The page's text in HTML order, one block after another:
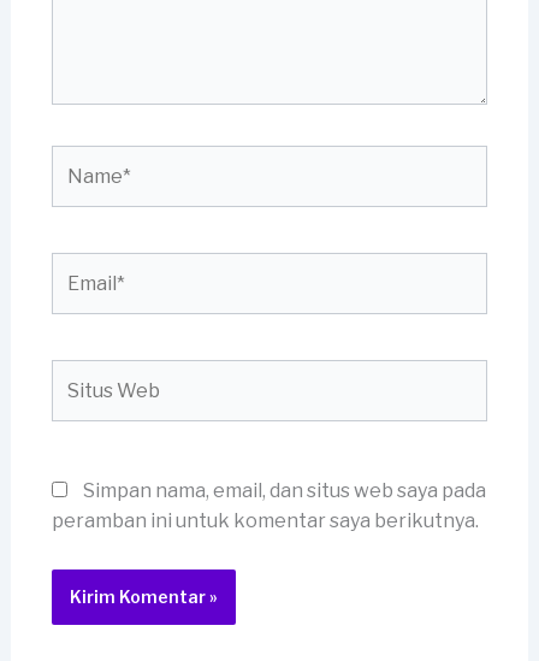
Web
Simpan nama, email, dan situs web saya pada
peramban ini untuk komentar saya berikutnya.